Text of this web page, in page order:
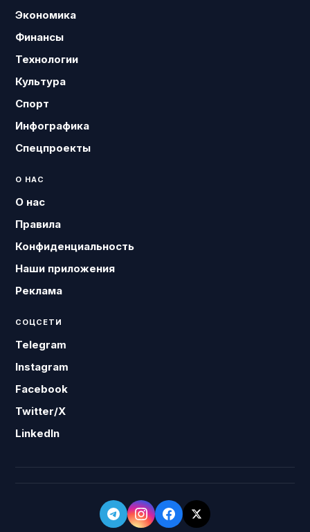
Экономика
Финансы
Технологии
Культура
Спорт
Инфографика
Спецпроекты
О НАС
О нас
Правила
Конфиденциальность
Наши приложения
Реклама
СОЦСЕТИ
Telegram
Instagram
Facebook
Twitter/X
LinkedIn